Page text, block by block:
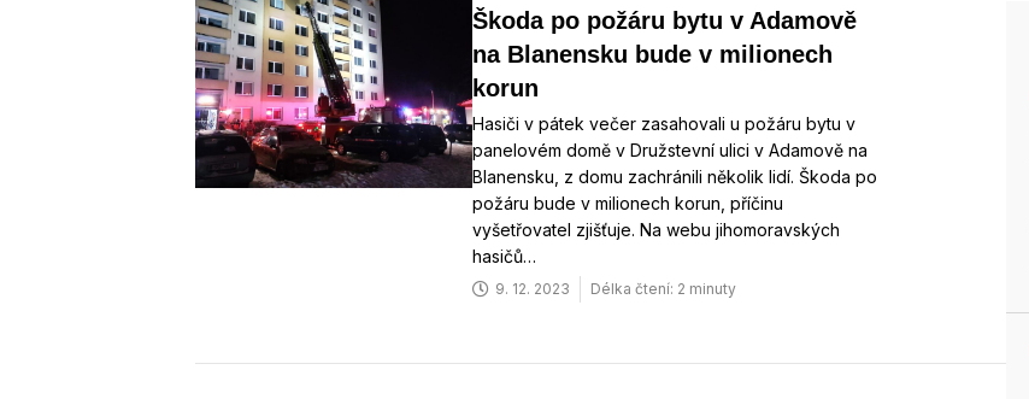
Škoda po požáru bytu v Adamově
na Blanensku bude v milionech
korun
Hasiči v pátek večer zasahovali u požáru bytu v
panelovém domě v Družstevní ulici v Adamově na
Blanensku, z domu zachránili několik lidí. Škoda po
požáru bude v milionech korun, příčinu
vyšetřovatel zjišťuje. Na webu jihomoravských
hasičů…
9. 12. 2023 Délka čtení: 2 minuty